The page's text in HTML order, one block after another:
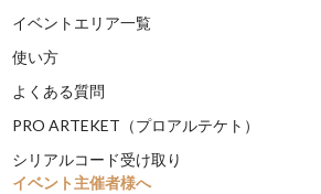
イベントエリア一覧
使い方
よくある質問
PRO ARTEKET（プロアルテケト）
シリアルコード受け取り
イベント主催者様へ